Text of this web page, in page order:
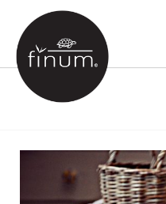
PRODUKTE
SPRACHEN